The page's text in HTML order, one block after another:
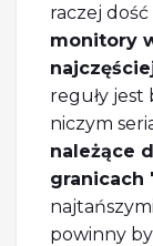
raczej
monitory
reguły jest
niczym
należące
granicach
powinny